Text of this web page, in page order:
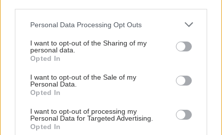
Please note that this website/app uses one or more Google
not limited to your visit or usage behaviour. You may click to
grant or deny consent to Google and its third-party tags to
use your data for below specified purposes in below Google
consent section.
Personal Data Processing Opt Outs
I want to opt-out of the Sharing of my
personal data.
Opted In
I want to opt-out of the Sale of my
Personal Data.
Opted In
I want to opt-out of processing my
Personal Data for Targeted Advertising.
Opted In
Προσθήκη Σχολίου